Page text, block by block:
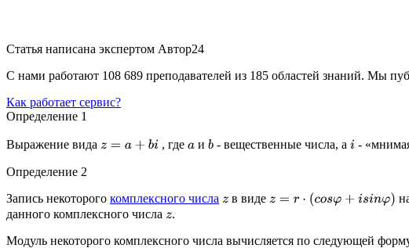
Статья написана экспертом Автор24
С нами работают 108 689 преподавателей из 185 областей знаний. Мы
Как работает сервис?
Определение 1
Выражение вида z=a+b , где aи b - вещественные числа, аi -
Определение 2
Запись некоторого комплексного числа zв виде z=r⋅ cos φ+isinφ)
данного комплексного числа z.
Модуль некоторого комплексного числа вычисляется по следующей